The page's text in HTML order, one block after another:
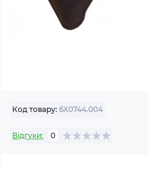
Код товару: 6X0744.004
Відгуки: 0